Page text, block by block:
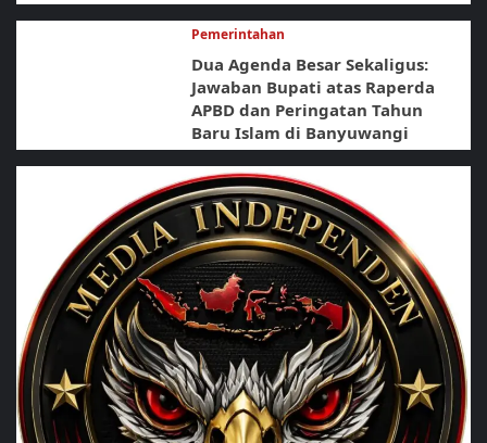
Pemerintahan
Dua Agenda Besar Sekaligus:
Jawaban Bupati atas Raperda
APBD dan Peringatan Tahun
Baru Islam di Banyuwangi